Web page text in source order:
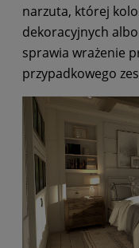
narzuta, której
dekoracyjnych albo
sprawia wrażenie
przypadkowego